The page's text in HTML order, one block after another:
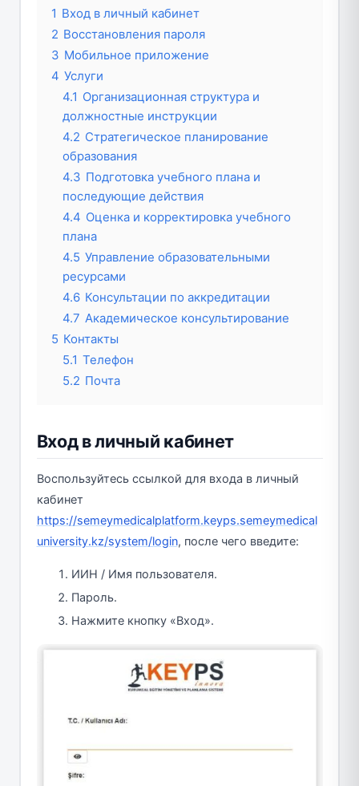
1 Вход в личный кабинет
2 Восстановления пароля
3 Мобильное приложение
4 Услуги
4.1 Организационная структура и
должностные инструкции
4.2 Стратегическое планирование
образования
4.3 Подготовка учебного плана и
последующие действия
4.4 Оценка и корректировка учебного
плана
4.5 Управление образовательными
ресурсами
4.6 Консультации по аккредитации
4.7 Академическое консультирование
5 Контакты
5.1 Телефон
5.2 Почта
Вход в личный кабинет
Воспользуйтесь ссылкой для входа в личный
кабинет
https://semeymedicalplatform.keyps.semeymedical
university.kz/system/login, после чего введите:
ИИН / Имя пользователя.
Пароль.
Нажмите кнопку «Вход».